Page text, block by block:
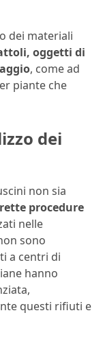
dei materiali
oggetti di
, come ad
piante che
dei
non sia
procedure
nelle
sono
a centri di
hanno
questi rifiuti e